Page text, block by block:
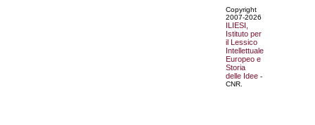
Copyright
2007-2026
ILIESI,
Istituto per
il Lessico
Intellettuale
Europeo e
Storia
delle Idee -
CNR.